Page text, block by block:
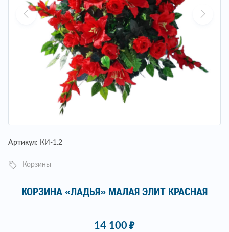
Артикул: КИ-1.2
Корзины
КОРЗИНА «ЛАДЬЯ» МАЛАЯ ЭЛИТ КРАСНАЯ
14 100